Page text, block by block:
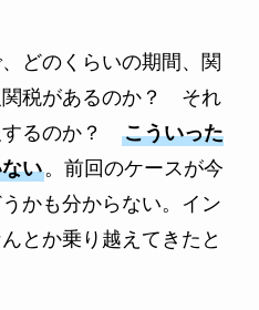
どのくらいの期間、関
税があるのか？ それ
するのか？ こういった
い。前回のケースが今
かも分からない。イン
とか乗り越えてきたと